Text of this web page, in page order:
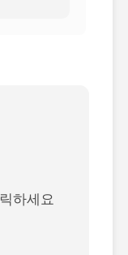
하세요